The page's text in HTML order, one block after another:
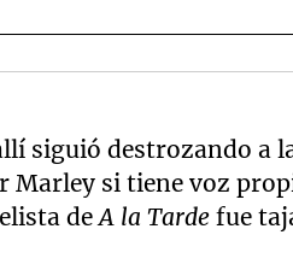
siguió destrozando a
Marley si tiene voz
deA la Tarde fue